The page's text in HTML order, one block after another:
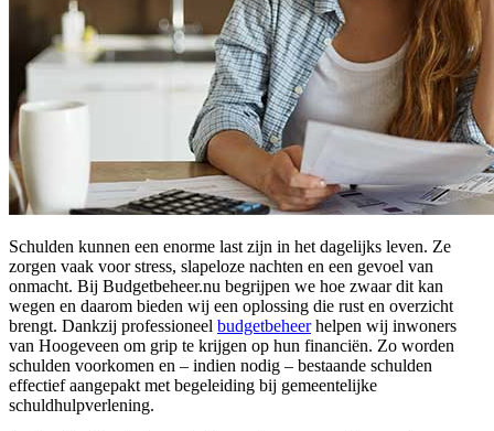
Schulden kunnen een enorme last zijn in het dagelijks leven. Ze
zorgen vaak voor stress, slapeloze nachten en een gevoel van
onmacht. Bij Budgetbeheer.nu begrijpen we hoe zwaar dit kan
wegen en daarom bieden wij een oplossing die rust en overzicht
brengt. Dankzij professioneel budgetbeheerhelpen wij inwoners
van Hoogeveen om grip te krijgen op hun financiën. Zo worden
schulden voorkomen en – indien nodig – bestaande schulden
effectief aangepakt met begeleiding bij gemeentelijke
schuldhulpverlening.